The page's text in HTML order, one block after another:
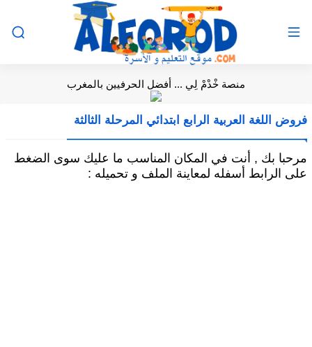
منصة خْدْمْ لِي ... أفضل الحرفيين بالمغرب
فروض اللغة العربية الرابع ابتدائي المرحلة الثالثة
مرحبا بك , أنت في المكان المناسب ما عليك سوى الضغط
على الرابط أسفله لمعاينة الملف و تحميله :